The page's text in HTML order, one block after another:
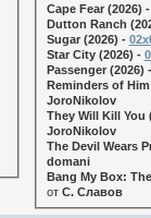
Cape Fear (2026)
Dutton Ranch
Sugar (2026) -
Star City (2026) -
Passenger (2026)
Reminders of
JoroNikolov
They Will Kill You
JoroNikolov
The Devil Wears
domani
Bang My Box:
от С. Славов